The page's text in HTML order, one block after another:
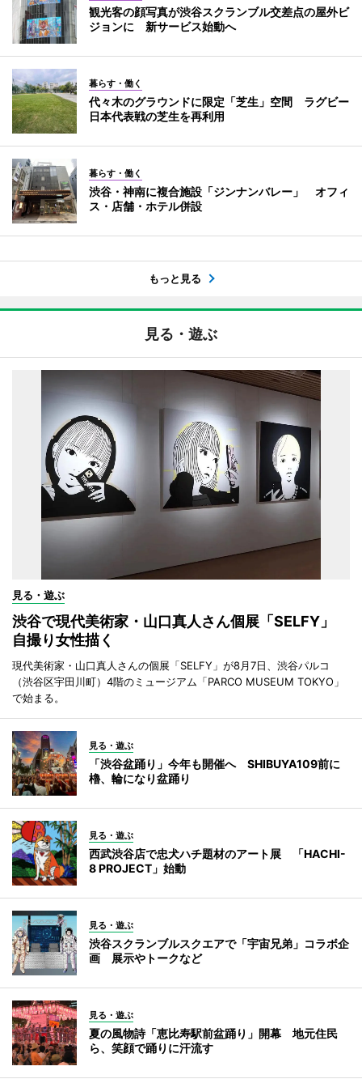
観光客の顔写真が渋谷スクランブル交差点の屋外ビ
ジョンに 新サービス始動へ
暮らす・働く
代々木のグラウンドに限定「芝生」空間 ラグビー
日本代表戦の芝生を再利用
暮らす・働く
渋谷・神南に複合施設「ジンナンバレー」 オフィ
ス・店舗・ホテル併設
もっと見る
見る・遊ぶ
見る・遊ぶ
渋谷で現代美術家・山口真人さん個展「SELFY」
自撮り女性描く
現代美術家・山口真人さんの個展「SELFY」が8月7日、渋谷パルコ
（渋谷区宇田川町）4階のミュージアム「PARCO MUSEUM TOKYO」
で始まる。
見る・遊ぶ
「渋谷盆踊り」今年も開催へ SHIBUYA109前に
櫓、輪になり盆踊り
見る・遊ぶ
西武渋谷店で忠犬ハチ題材のアート展 「HACHI-
8 PROJECT」始動
見る・遊ぶ
渋谷スクランブルスクエアで「宇宙兄弟」コラボ企
画 展示やトークなど
見る・遊ぶ
夏の風物詩「恵比寿駅前盆踊り」開幕 地元住民
ら、笑顔で踊りに汗流す